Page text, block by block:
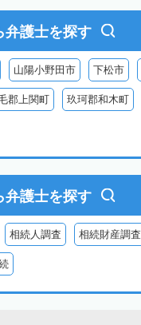
弁護士を探す
山陽小野田市 下松市
郡上関町 玖珂郡和木町
弁護士を探す
相続人調査 相続財産調査